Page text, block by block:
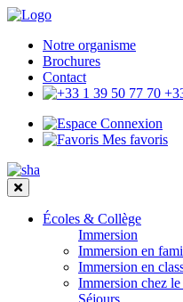
Notre organisme
Brochures
Contact
Connexion
Mes favoris
Écoles & Collège
Immersion
Immersion en
Immersion en
Immersion chez le
Séjours